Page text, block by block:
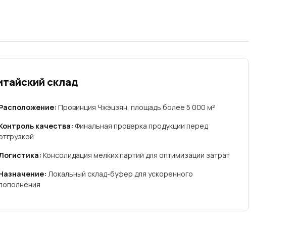
склад
Провинция Чжэцзян, площадь более 5 000 м²
качества: Финальная проверка продукции перед
Консолидация мелких партий для оптимизации затрат
Локальный склад-буфер для ускоренного